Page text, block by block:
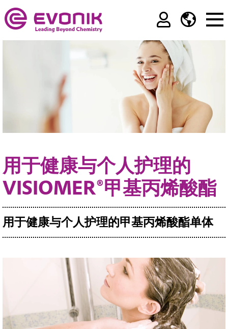
用于健康与个人护理的
VISIOMER®甲基丙烯酸酯
用于健康与个人护理的甲基丙烯酸酯单体